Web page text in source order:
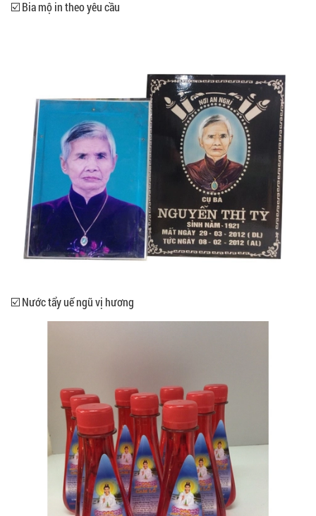
☑️ Bia mộ in theo yêu cầu
☑️ Nước tẩy uế ngũ vị hương